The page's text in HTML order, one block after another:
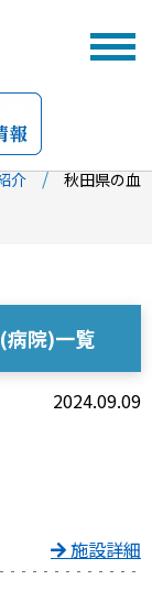
介
秋田県の血
院)一覧
2024.09.09
施設詳細